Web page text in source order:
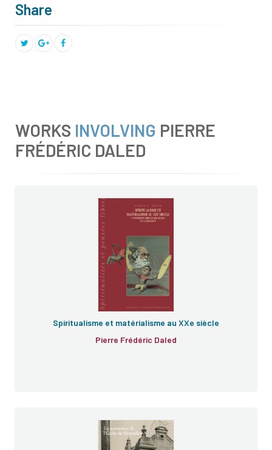
Share
WORKS INVOLVING PIERRE
FRÉDÉRIC DALED
Spiritualisme et matérialisme au XXe siècle
Pierre Frédéric Daled